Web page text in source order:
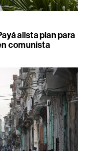
alista plan para
comunista